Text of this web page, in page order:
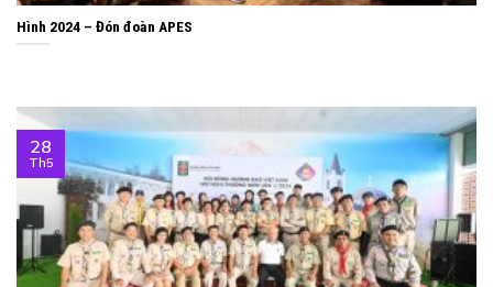
Hình 2024 – Đón đoàn APES
28
Th5